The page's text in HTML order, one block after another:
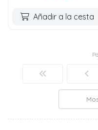
Añadir a la cesta